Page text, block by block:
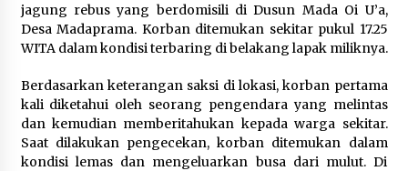
Tim Opsnal Polsek Kempo Amankan salah satu
Terduga Curanmor yang sempat jadi DPO
selama Sepekan
4 minggu ago
Sekjen GTKN Desak Revisi PermenPANRB
Nomor 9 Tahun 2026, Soroti Ketidakpastian
Nasib PPPK Paruh Waktu di Tengah
Keterbatasan Fiskal Daerah
4 minggu ago
jagung rebus yang berdomisili di Dusun Mada Oi U’a,
Desa Madaprama. Korban ditemukan sekitar pukul 17.25
WITA dalam kondisi terbaring di belakang lapak miliknya.
Berdasarkan keterangan saksi di lokasi, korban pertama
kali diketahui oleh seorang pengendara yang melintas
dan kemudian memberitahukan kepada warga sekitar.
Saat dilakukan pengecekan, korban ditemukan dalam
kondisi lemas dan mengeluarkan busa dari mulut. Di